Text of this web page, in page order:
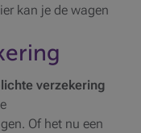
kan je de wagen
verzekering
Of het nu een